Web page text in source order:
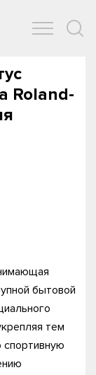
Roland-
бытовой
тем